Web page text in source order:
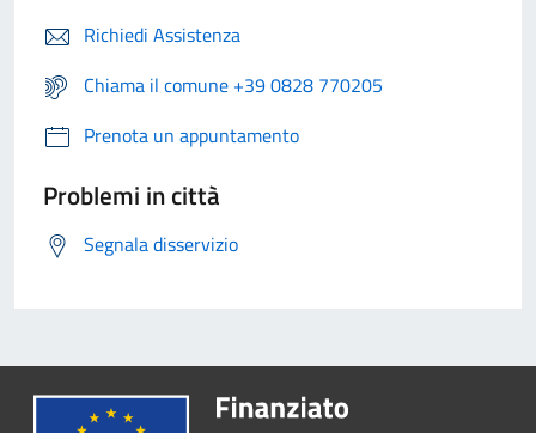
Richiedi Assistenza
Chiama il comune +39 0828 770205
Prenota un appuntamento
Problemi in città
Segnala disservizio